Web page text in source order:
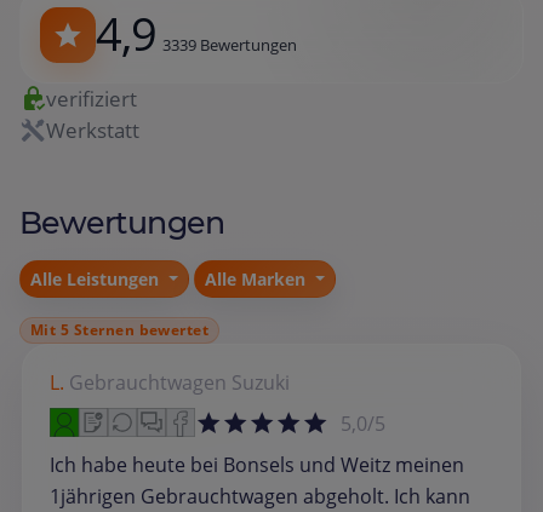
4,9 3339 Bewertungen
verifiziert
Werkstatt
Bewertungen
Alle Leistungen Alle Marken
Mit 5 Sternen bewertet
L. Gebrauchtwagen Suzuki
5,0/5
Ich habe heute bei Bonsels und Weitz meinen
1jährigen Gebrauchtwagen abgeholt. Ich kann